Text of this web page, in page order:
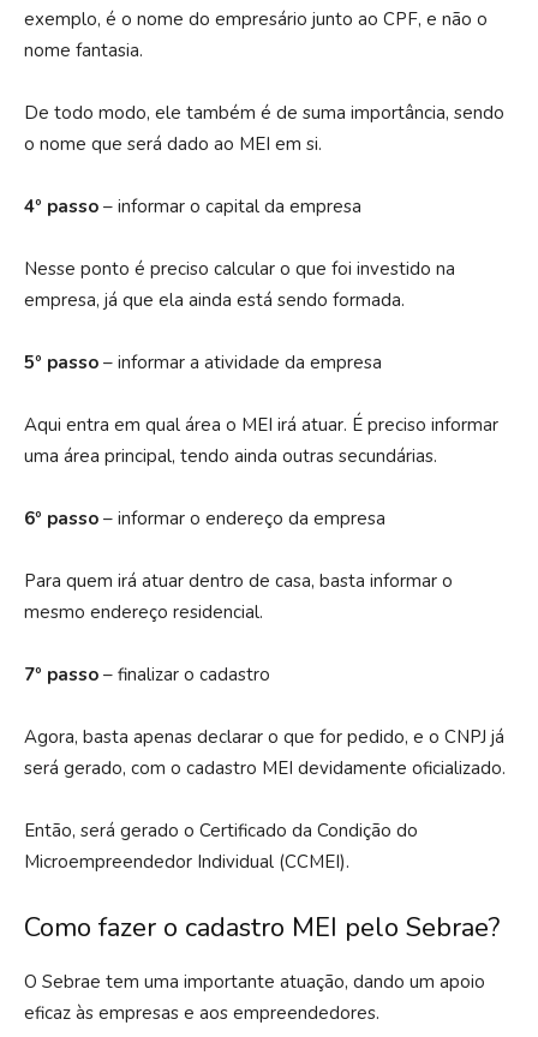
exemplo, é o nome do empresário junto ao CPF, e não o
nome fantasia.
De todo modo, ele também é de suma importância, sendo
o nome que será dado ao MEI em si.
4º passo – informar o capital da empresa
Nesse ponto é preciso calcular o que foi investido na
empresa, já que ela ainda está sendo formada.
5º passo – informar a atividade da empresa
Aqui entra em qual área o MEI irá atuar. É preciso informar
uma área principal, tendo ainda outras secundárias.
6º passo – informar o endereço da empresa
Para quem irá atuar dentro de casa, basta informar o
mesmo endereço residencial.
7º passo – finalizar o cadastro
Agora, basta apenas declarar o que for pedido, e o CNPJ já
será gerado, com o cadastro MEI devidamente oficializado.
Então, será gerado o Certificado da Condição do
Microempreendedor Individual (CCMEI).
Como fazer o cadastro MEI pelo Sebrae?
O Sebrae tem uma importante atuação, dando um apoio
eficaz às empresas e aos empreendedores.